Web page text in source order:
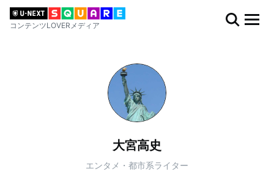
コンテンツLOVERメディア
大宮高史
エンタメ・都市系ライター